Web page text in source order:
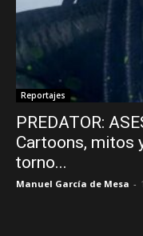
Reportajes
PREDATOR:
Cartoons, mitos
torno...
Manuel García de Mesa -